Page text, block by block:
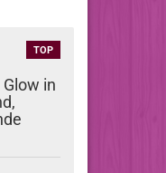
TOP
in